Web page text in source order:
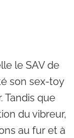
le SAV de
son sex-toy
Tandis que
du vibreur,
au fur et à